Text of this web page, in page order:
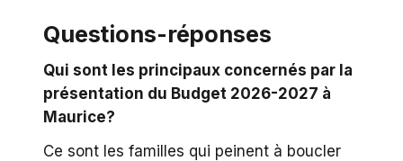
Questions-réponses
Qui sont les principaux concernés par la
présentation du Budget 2026-2027 à
Maurice?
Ce sont les familles qui peinent à boucler